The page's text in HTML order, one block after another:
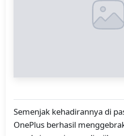
Semenjak kehadirannya di
OnePlus berhasil